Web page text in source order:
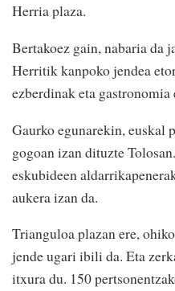
Herria plaza.
Bertakoez gain, nabaria da
Herritik kanpoko jendea
ezberdinak eta gastronomia
Gaurko egunarekin, euskal
gogoan izan dituzte
eskubideen
aukera izan da.
Trianguloa plazan ere,
jende ugari ibili da. Eta
itxura du. 150